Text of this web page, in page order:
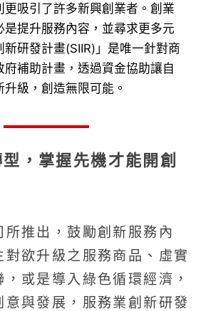
更吸引了許多新興創業者。創業
是提升服務內容，並尋求更多元
研發計畫(SIIR)」是唯一針對商
府補助計畫，透過資金協助讓自
級，創造無限可能。
，掌握先機才能開創
所推出，鼓勵創新服務內
對欲升級之服務商品、虛實
或是導入綠色循環經濟，
意與發展，服務業創新研發